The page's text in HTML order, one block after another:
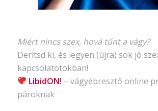
Miért nincs szex, hová tűnt a vágy?
Derítsd ki, és legyen (újra) sok jó
kapcsolatotokban!
LibidON! – vágyébresztő online
pároknak